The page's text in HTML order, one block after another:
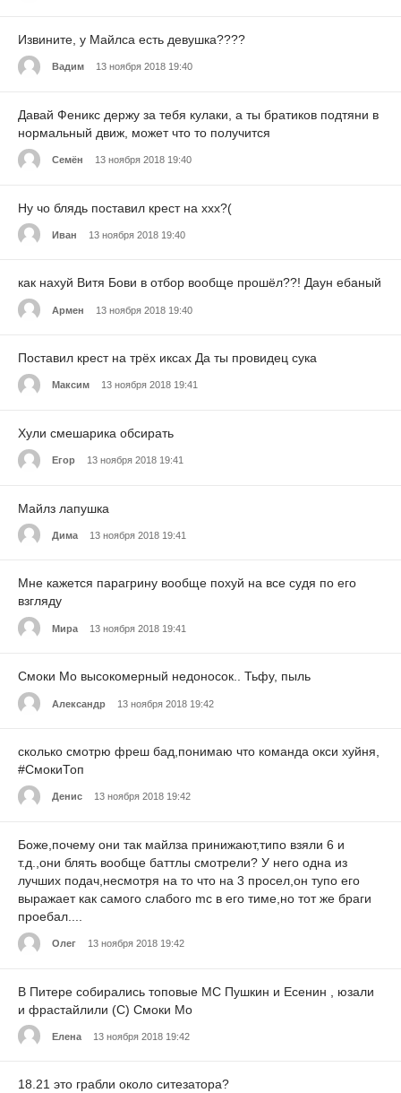
Извините, у Майлса есть девушка????
Вадим 13 ноября 2018 19:40
Давай Феникс держу за тебя кулаки, а ты братиков подтяни в
нормальный движ, может что то получится
Семён 13 ноября 2018 19:40
Ну чо блядь поставил крест на xxx?(
Иван 13 ноября 2018 19:40
как нахуй Витя Бови в отбор вообще прошёл??! Даун ебаный
Армен 13 ноября 2018 19:40
Поставил крест на трёх иксах Да ты провидец сука
Максим 13 ноября 2018 19:41
Хули смешарика обсирать
Егор 13 ноября 2018 19:41
Майлз лапушка
Дима 13 ноября 2018 19:41
Мне кажется парагрину вообще похуй на все судя по его
взгляду
Мира 13 ноября 2018 19:41
Смоки Мо высокомерный недоносок.. Тьфу, пыль
Александр 13 ноября 2018 19:42
сколько смотрю фреш бад,понимаю что команда окси хуйня,
#СмокиТоп
Денис 13 ноября 2018 19:42
Боже,почему они так майлза принижают,типо взяли 6 и
т.д.,они блять вообще баттлы смотрели? У него одна из
лучших подач,несмотря на то что на 3 просел,он тупо его
выражает как самого слабого mc в его тиме,но тот же браги
проебал....
Олег 13 ноября 2018 19:42
В Питере собирались топовые МС Пушкин и Есенин , юзали
и фрастайлили (С) Смоки Мо
Елена 13 ноября 2018 19:42
18.21 это грабли около ситезатора?